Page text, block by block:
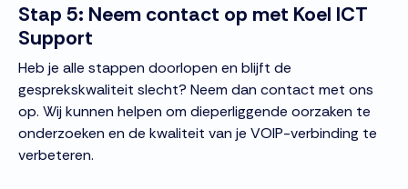
Stap 5: Neem contact op met Koel ICT
Support
Heb je alle stappen doorlopen en blijft de
gesprekskwaliteit slecht? Neem dan contact met ons
op. Wij kunnen helpen om dieperliggende oorzaken te
onderzoeken en de kwaliteit van je VOIP-verbinding te
verbeteren.